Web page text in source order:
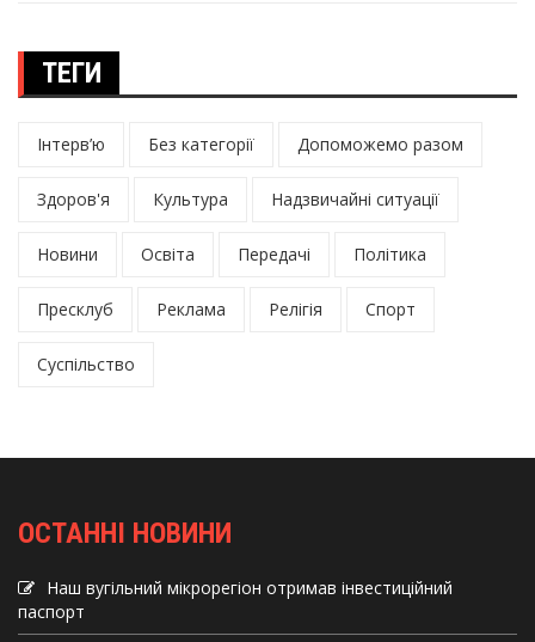
ТЕГИ
Інтерв’ю Без категорії Допоможемо разом
Здоров'я Культура Надзвичайні ситуації
Новини Освіта Передачі Політика
Пресклуб Реклама Релігія Спорт
Суспільство
ОСТАННІ НОВИНИ
Наш вугільний мікрорегіон отримав інвеcтиційний
паспорт